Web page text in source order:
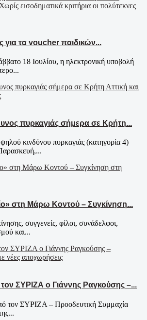
για τα voucher παιδικών...
18 Ιουλίου, η ηλεκτρονική υποβολή
πυρκαγιάς σήμερα σε Κρήτη...
κινδύνου πυρκαγιάς (κατηγορία 4)
στη Μάρω Κοντού – Συγκίνηση...
συγγενείς, φίλοι, συνάδελφοι,
και...
ΣΥΡΙΖΑ ο Γιάννης Ραγκούσης –...
τον ΣΥΡΙΖΑ – Προοδευτική Συμμαχία